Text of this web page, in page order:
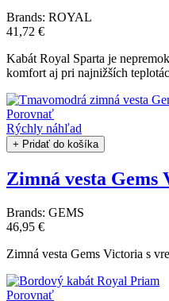
Brands: ROYAL
41,72 €
Kabát Royal Sparta je
komfort aj pri najnižších
Porovnať
Rýchly náhľad
+ Pridať do košíka
Zimná vesta Gems
Brands: GEMS
46,95 €
Zimná vesta Gems Victoria s
Porovnať